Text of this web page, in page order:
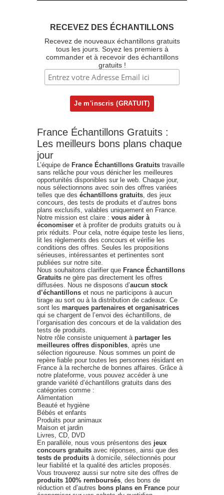
RECEVEZ DES ÉCHANTILLONS
Recevez de nouveaux échantillons gratuits
tous les jours. Soyez les premiers à
commander et à recevoir des échantillons
gratuits !
France Échantillons Gratuits :
Les meilleurs bons plans chaque
jour
L’équipe de France Échantillons Gratuits travaille
sans relâche pour vous dénicher les meilleures
opportunités disponibles sur le web. Chaque jour,
nous sélectionnons avec soin des offres variées
telles que des échantillons gratuits , des jeux
concours, des tests de produits et d’autres bons
plans exclusifs, valables uniquement en France.
Notre mission est claire : vous aider à
économiser et à profiter de produits gratuits ou à
prix réduits. Pour cela, notre équipe teste les liens,
lit les règlements des concours et vérifie les
conditions des offres. Seules les propositions
sérieuses, intéressantes et pertinentes sont
publiées sur notre site.
Nous souhaitons clarifier que France Échantillons
Gratuits ne gère pas directement les offres
diffusées. Nous ne disposons d’aucun stock
d’échantillons et nous ne participons à aucun
tirage au sort ou à la distribution de cadeaux. Ce
sont les marques partenaires et organisatrices
qui se chargent de l’envoi des échantillons, de
l’organisation des concours et de la validation des
tests de produits.
Notre rôle consiste uniquement à partager les
meilleures offres disponibles , après une
sélection rigoureuse. Nous sommes un point de
repère fiable pour toutes les personnes résidant en
France à la recherche de bonnes affaires. Grâce à
notre plateforme, vous pouvez accéder à une
grande variété d’échantillons gratuits dans des
catégories comme :
Alimentation
Beauté et hygiène
Bébés et enfants
Produits pour animaux
Maison et jardin
Livres, CD, DVD
En parallèle, nous vous présentons des jeux
concours gratuits avec réponses, ainsi que des
tests de produits à domicile, sélectionnés pour
leur fiabilité et la qualité des articles proposés.
Vous trouverez aussi sur notre site des offres de
produits 100% remboursés , des bons de
réduction et d’autres bons plans en France pour